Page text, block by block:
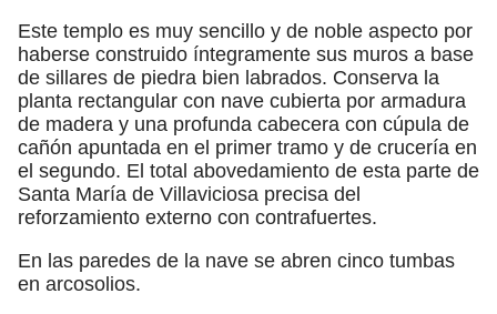
Este templo es muy sencillo y de noble aspecto por
haberse construido íntegramente sus muros a base
de sillares de piedra bien labrados. Conserva la
planta rectangular con nave cubierta por armadura
de madera y una profunda cabecera con cúpula de
cañón apuntada en el primer tramo y de crucería en
el segundo. El total abovedamiento de esta parte de
Santa María de Villaviciosa precisa del
reforzamiento externo con contrafuertes.
En las paredes de la nave se abren cinco tumbas
en arcosolios.